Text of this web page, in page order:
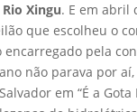
Rio Xingu. E em abril
que escolheu o
encarregado pela
não parava por
em “É a Gota